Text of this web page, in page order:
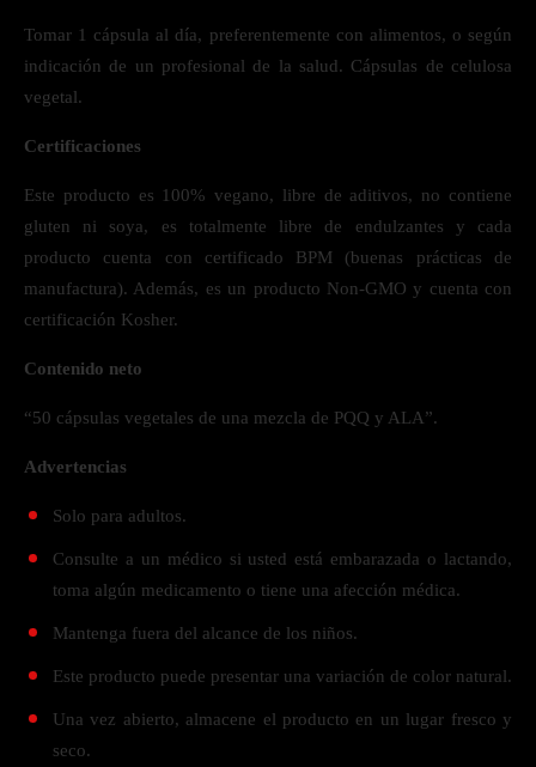
Tomar 1 cápsula al día, preferentemente con alimentos, o según
indicación de un profesional de la salud. Cápsulas de celulosa
vegetal.
Certificaciones
Este producto es 100% vegano, libre de aditivos, no contiene
gluten ni soya, es totalmente libre de endulzantes y cada
producto cuenta con certificado BPM (buenas prácticas de
manufactura). Además, es un producto Non-GMO y cuenta con
certificación Kosher.
Contenido neto
“50 cápsulas vegetales de una mezcla de PQQ y ALA”.
Advertencias
Solo para adultos.
Consulte a un médico si usted está embarazada o lactando,
toma algún medicamento o tiene una afección médica.
Mantenga fuera del alcance de los niños.
Este producto puede presentar una variación de color natural.
Una vez abierto, almacene el producto en un lugar fresco y
seco.